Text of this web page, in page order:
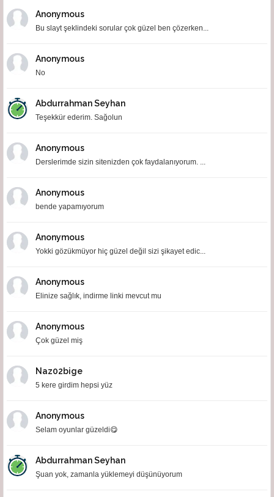
Anonymous
Bu slayt şeklindeki sorular çok güzel ben çözerken...
Anonymous
No
Abdurrahman Seyhan
Teşekkür ederim. Sağolun
Anonymous
Derslerimde sizin sitenizden çok faydalanıyorum. ...
Anonymous
bende yapamıyorum
Anonymous
Yokki gözükmüyor hiç güzel değil sizi şikayet edic...
Anonymous
Elinize sağlık, indirme linki mevcut mu
Anonymous
Çok güzel miş
Naz02bige
5 kere girdim hepsi yüz
Anonymous
Selam oyunlar güzeldi😋
Abdurrahman Seyhan
Şuan yok, zamanla yüklemeyi düşünüyorum